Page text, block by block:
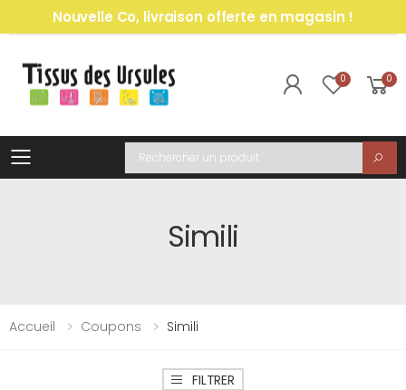
Nouvelle Co, livraison offerte en magasin !
0 0
Toggle mobile menu
Recherche
Simili
Accueil Coupons Simili
FILTRER